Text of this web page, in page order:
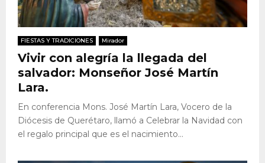
FIESTAS Y TRADICIONES Mirador
Vivir con alegría la llegada del
salvador: Monseñor José Martín
Lara.
En conferencia Mons. José Martín Lara, Vocero de la
Diócesis de Querétaro, llamó a Celebrar la Navidad con
el regalo principal que es el nacimiento...